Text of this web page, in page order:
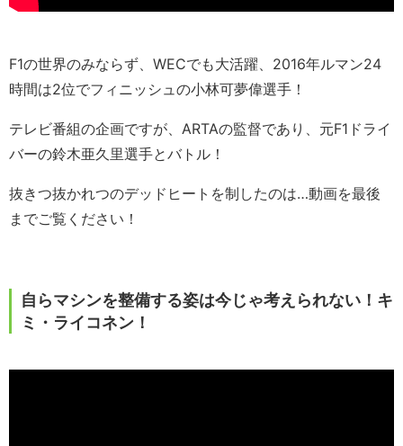
F1の世界のみならず、WECでも大活躍、2016年ルマン24
時間は2位でフィニッシュの小林可夢偉選手！
テレビ番組の企画ですが、ARTAの監督であり、元F1ドライ
バーの鈴木亜久里選手とバトル！
抜きつ抜かれつのデッドヒートを制したのは…動画を最後
までご覧ください！
自らマシンを整備する姿は今じゃ考えられない！キ
ミ・ライコネン！